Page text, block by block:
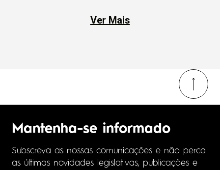
Ver Mais
Mantenha-se informado
Subscreva as nossas comunicações e não perca
as últimas novidades legislativas, publicações e